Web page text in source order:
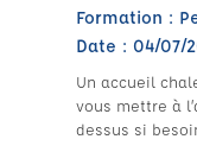
Formation :
Date : 04/07/
Un accueil
vous mettre à
dessus si